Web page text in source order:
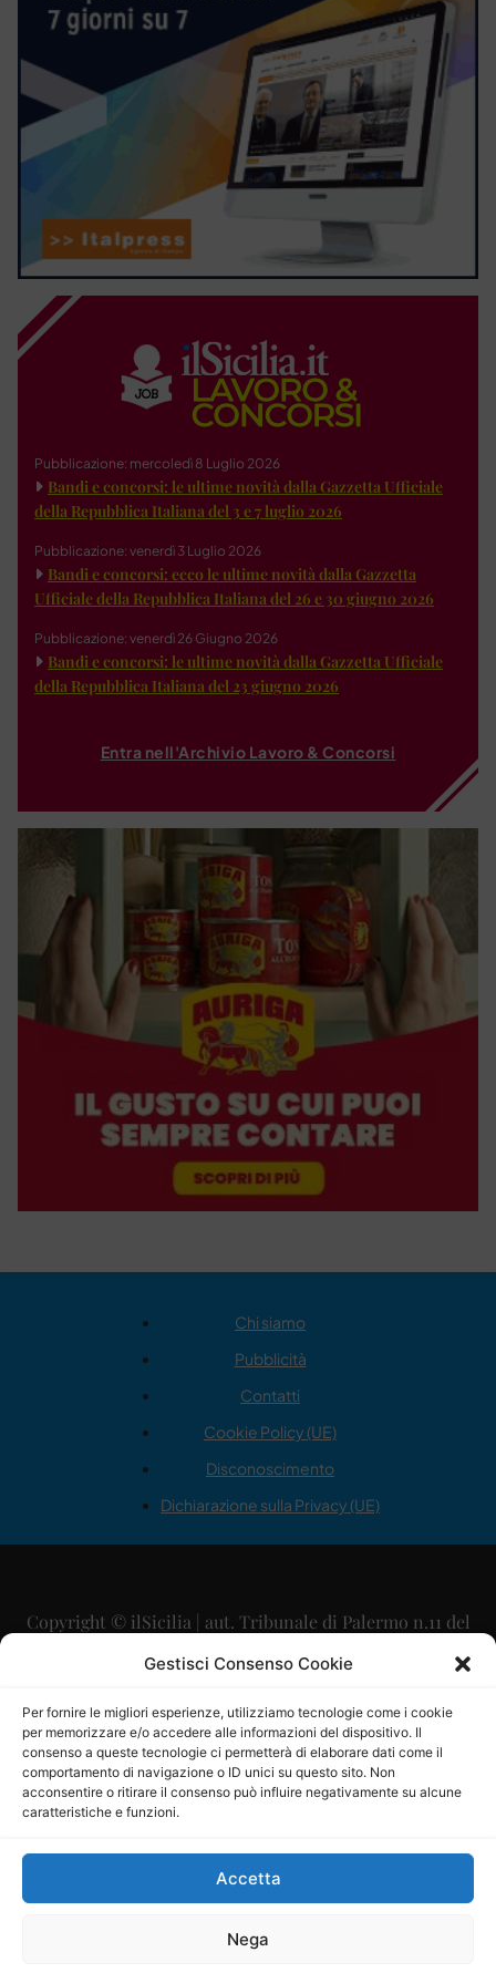
Gestisci Consenso Cookie
Per fornire le migliori esperienze, utilizziamo tecnologie come i cookie
per memorizzare e/o accedere alle informazioni del dispositivo. Il
consenso a queste tecnologie ci permetterà di elaborare dati come il
comportamento di navigazione o ID unici su questo sito. Non
acconsentire o ritirare il consenso può influire negativamente su alcune
caratteristiche e funzioni.
Accetta
Nega
Pubblicazione: mercoledì 8 Luglio 2026
Bandi e concorsi: le ultime novità dalla Gazzetta Ufficiale
della Repubblica Italiana del 3 e 7 luglio 2026
Pubblicazione: venerdì 3 Luglio 2026
Bandi e concorsi: ecco le ultime novità dalla Gazzetta
Ufficiale della Repubblica Italiana del 26 e 30 giugno 2026
Pubblicazione: venerdì 26 Giugno 2026
Bandi e concorsi: le ultime novità dalla Gazzetta Ufficiale
della Repubblica Italiana del 23 giugno 2026
Entra nell'Archivio Lavoro & Concorsi
Chi siamo
Pubblicità
Contatti
Cookie Policy (UE)
Disconoscimento
Dichiarazione sulla Privacy (UE)
Copyright © ilSicilia | aut. Tribunale di Palermo n.11 del
29/09/2015
Direttore Editoriale: Maurizio Scaglione
Direttore Responsabile: Maria Calabrese
P.IVA: 06334930820
Mercurio Comunicazione Società Cooperativa a r.l. è
iscritta al Registro degli Operatori di Comunicazione al